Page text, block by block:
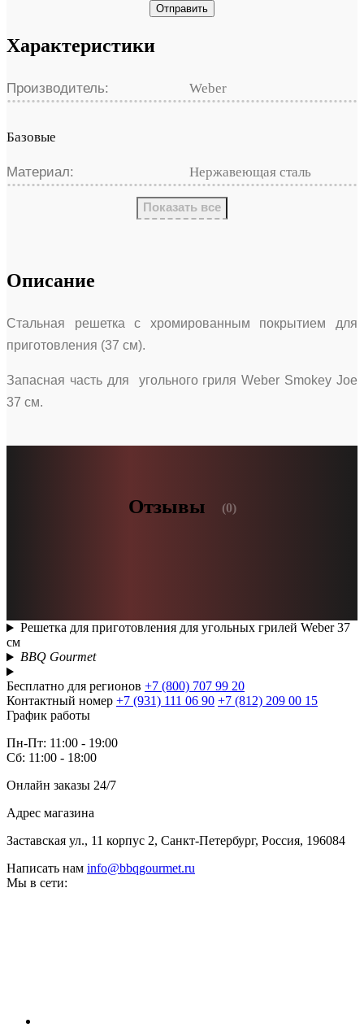
Отправить
Характеристики
Производитель: Weber
Базовые
Материал: Нержавеющая сталь
Показать все
Описание
Стальная решетка с хромированным покрытием для
приготовления (37 см).
Запасная часть для угольного гриля Weber Smokey Joe
37 см.
Отзывы (0)
Решетка для приготовления для угольных грилей Weber 37
см
BBQ Gourmet
Бесплатно для регионов +7 (800) 707 99 20
Контактный номер +7 (931) 111 06 90 +7 (812) 209 00 15
График работы
Пн-Пт: 11:00 - 19:00
Сб: 11:00 - 18:00
Онлайн заказы 24/7
Адрес магазина
Заставская ул., 11 корпус 2, Санкт-Петербург, Россия, 196084
Написать нам info@bbqgourmet.ru
Мы в сети: